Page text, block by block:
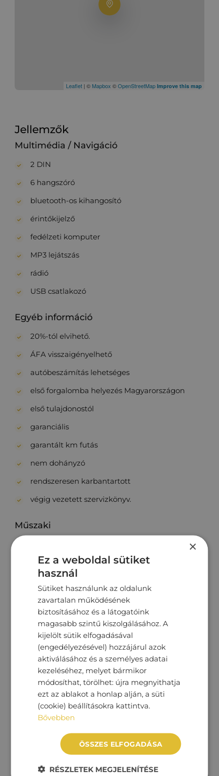
Leaflet | © Mapbox ©OpenStreetMap Improve this map
Multimédia / Navigáció
2 DIN
6 hangszóró
bluetooth-os kihangosító
érintőkijelző
fedélzeti komputer
MP3 lejátszás
rádió
USB csatlakozó
Egyéb információ
20%-tól elvihető.
ÁFA visszaigényelhető
autóbeszámítás lehetséges
első forgalomba helyezés Magyarországon
első tulajdonostól
garanciális
garantált km futás
nem dohányzó
rendszeresen karbantartott
végig vezetett szervizkönyv.
Műszaki
ASR (kipörgésgátló)
ESP (menetstabilizátor)
indításgátló (immobiliser)
manuális (5 fokozatú) sebességváltó
szervokormány
tempomat
tolatóradar
vészfék asszisztens
állítható kormány
automata klíma
Jellemzők
×
Ez a weboldal sütiket
használ
Sütiket használunk az oldalunk
zavartalan működésének
biztosításához és a látogatóink
magasabb szintű kiszolgálásához. A
kijelölt sütik elfogadásával
(engedélyezésével) hozzájárul azok
aktiválásához és a személyes adatai
kezeléséhez, melyet bármikor
módosíthat, törölhet: újra megnyithatja
ezt az ablakot a honlap alján, a süti
(cookie) beállításokra kattintva.
Bővebben
ÖSSZES ELFOGADÁSA
RÉSZLETEK MEGJELENÍTÉSE